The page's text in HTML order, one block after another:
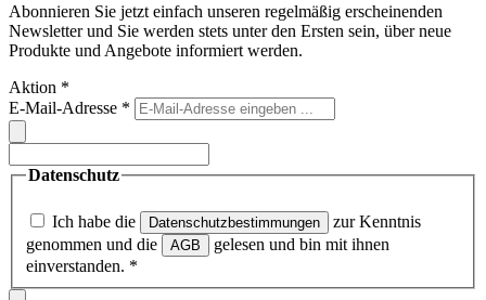
Abonnieren Sie jetzt einfach unseren regelmäßig erscheinenden
Newsletter und Sie werden stets unter den Ersten sein, über neue
Produkte und Angebote informiert werden.
Aktion *
E-Mail-Adresse *
Datenschutz
Ich habe die Datenschutzbestimmungen
zur Kenntnis
genommen und die
AGB
gelesen und bin mit ihnen
einverstanden. *